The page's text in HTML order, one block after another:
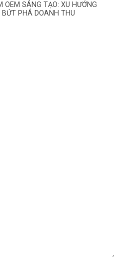
OEM SÁNG TẠO: XU HƯỚNG
PHÁ DOANH THU